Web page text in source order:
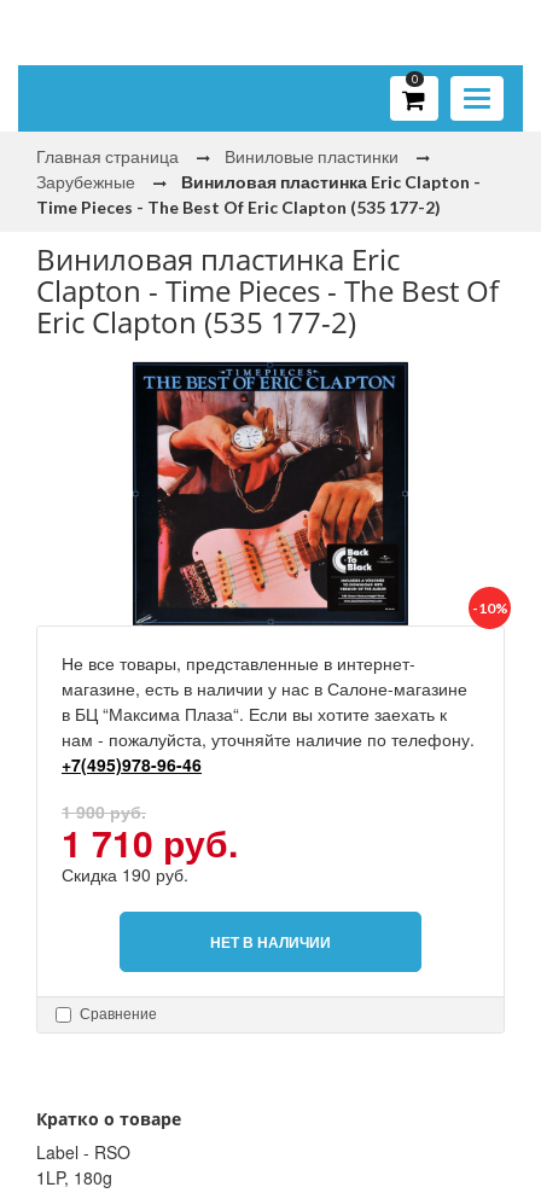
Toggle
0
Главная страница
Виниловые пластинки
Зарубежные
Виниловая пластинка Eric Clapton -
Time Pieces - The Best Of Eric Clapton (535 177-2)
Виниловая пластинка Eric
Clapton - Time Pieces - The Best Of
Eric Clapton (535 177-2)
-10%
Не все товары, представленные в интернет-
магазине, есть в наличии у нас в Салоне-магазине
в БЦ “Максима Плаза“. Если вы хотите заехать к
нам - пожалуйста, уточняйте наличие по телефону.
+7(495)978-96-46
1 900 руб.
1 710 руб.
Скидка 190 руб.
НЕТ В НАЛИЧИИ
Сравнение
Кратко о товаре
Label - RSO
1LP, 180g